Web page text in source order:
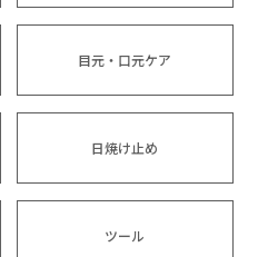
目元・口元ケア
日焼け止め
ツール